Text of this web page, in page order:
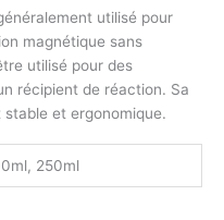
utilisé pour
magnétique sans
utilisé pour des
récipient de réaction. Sa
et ergonomique.
250ml